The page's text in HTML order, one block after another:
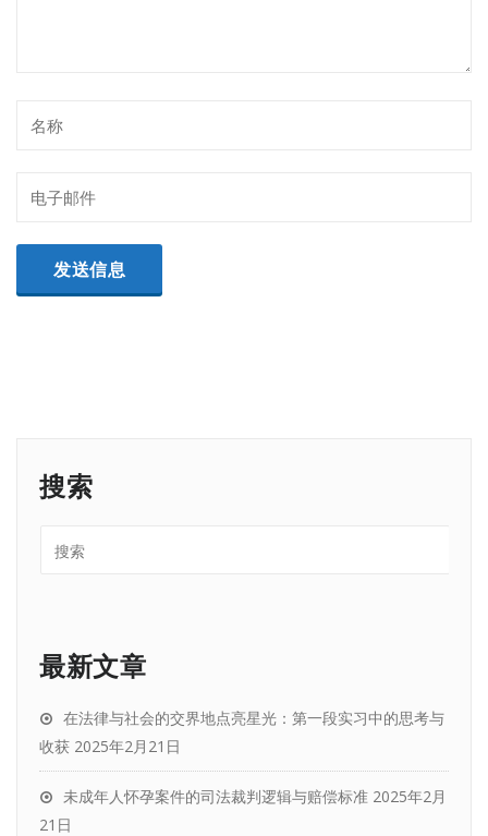
搜索
最新文章
在法律与社会的交界地点亮星光：第一段实习中的思考与
收获 2025年2月21日
未成年人怀孕案件的司法裁判逻辑与赔偿标准 2025年2月
21日